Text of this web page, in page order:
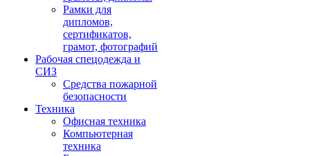
Рамки для
дипломов,
сертификатов,
грамот, фотографий
Рабочая спецодежда и
СИЗ
Средства пожарной
безопасности
Техника
Офисная техника
Компьютерная
техника